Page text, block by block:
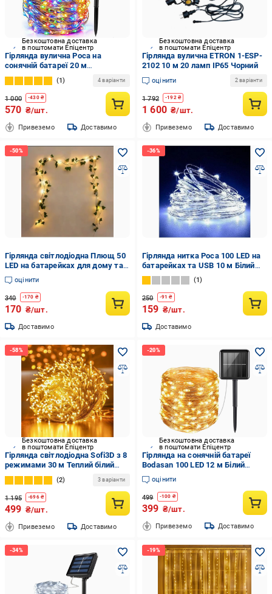
Безкоштовна доставка
в поштомати Епіцентр
Гірлянда вулична Роса на
сонячній батареї 20 м
Різнокольоровий (1000-S-106-
20-M)
1 4 варіанти
1 000 -430₴
570 ₴/шт.
Привеземо Доставимо
Безкоштовна доставка
в поштомати Епіцентр
Гірлянда вулична ETRON 1-ESP-
2102 10 м 20 ламп IP65 Чорний
оцінити 2 варіанти
1 792 -192₴
1 600 ₴/шт.
Привеземо Доставимо
Гірлянда світлодіодна Плющ 50
LED на батарейках для дому та
свят 2,4 м Тепле біле світло/
Зелений (2793700785)
оцінити
340 -170 ₴
170 ₴/шт.
Доставимо
Гірлянда нитка Роса 100 LED на
батарейках та USB 10 м Білий
(bafa2cd4)
1
250 -91 ₴
159 ₴/шт.
Доставимо
Безкоштовна доставка
в поштомати Епіцентр
Гірлянда світлодіодна Sofi3D з 8
режимами 30 м Теплий білий
(30ww-silicon)
2 3 варіанти
1 195 -696₴
499 ₴/шт.
Привеземо Доставимо
Безкоштовна доставка
в поштомати Епіцентр
Гірлянда на сонячній батареї
Bodasan 100 LED 12 м Білий
теплий (2329273056)
оцінити
499 -100 ₴
399 ₴/шт.
Привеземо Доставимо